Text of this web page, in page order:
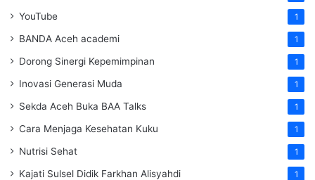
YouTube 1
BANDA Aceh academi 1
Dorong Sinergi Kepemimpinan 1
Inovasi Generasi Muda 1
Sekda Aceh Buka BAA Talks 1
Cara Menjaga Kesehatan Kuku 1
Nutrisi Sehat 1
Kajati Sulsel Didik Farkhan Alisyahdi 1